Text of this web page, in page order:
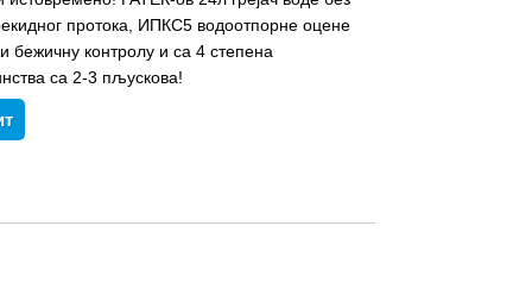
протока, ИПКС5 водоотпорне оцене
бежичну контролу и са 4 степена
са 2-3 пљускова!